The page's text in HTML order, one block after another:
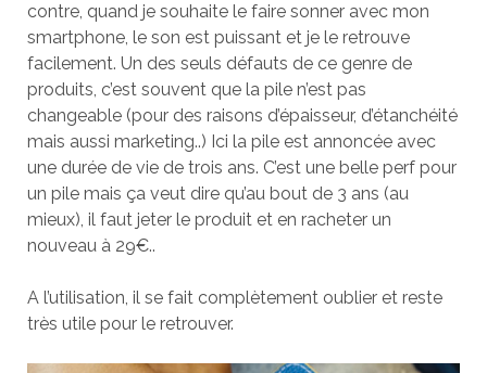
contre, quand je souhaite le faire sonner avec mon
smartphone, le son est puissant et je le retrouve
facilement. Un des seuls défauts de ce genre de
produits, c’est souvent que la pile n’est pas
changeable (pour des raisons d’épaisseur, d’étanchéité
mais aussi marketing..) Ici la pile est annoncée avec
une durée de vie de trois ans. C’est une belle perf pour
un pile mais ça veut dire qu’au bout de 3 ans (au
mieux), il faut jeter le produit et en racheter un
nouveau à 29€..
A l’utilisation, il se fait complètement oublier et reste
très utile pour le retrouver.